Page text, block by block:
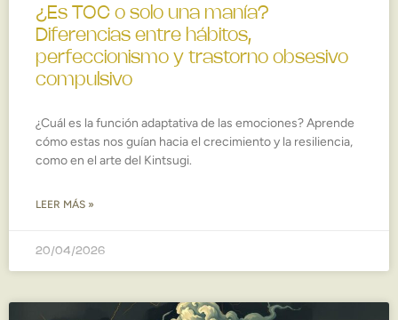
¿Es TOC o solo una manía?
Diferencias entre hábitos,
perfeccionismo y trastorno obsesivo
compulsivo
¿Cuál es la función adaptativa de las emociones? Aprende
cómo estas nos guían hacia el crecimiento y la resiliencia,
como en el arte del Kintsugi.
LEER MÁS »
20/04/2026